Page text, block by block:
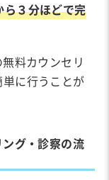
ら３分ほどで完
料カウンセリ
に行うことが
グ・診察の流